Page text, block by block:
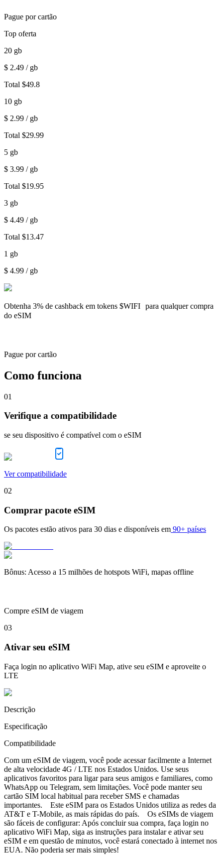
Pague por cartão
Top oferta
20 gb
$ 2.49 / gb
Total $49.8
10 gb
$ 2.99 / gb
Total $29.99
5 gb
$ 3.99 / gb
Total $19.95
3 gb
$ 4.49 / gb
Total $13.47
1 gb
$ 4.99 / gb
Obtenha 3% de cashback em tokens $WIFI para qualquer compra
do eSIM
Pague por cartão
Como funciona
01
Verifique a compatibilidade
se seu dispositivo é compatível com o eSIM
Ver compatibilidade
02
Comprar pacote eSIM
Os pacotes estão ativos para 30 dias e disponíveis em 90+ países
Bônus: Acesso a 15 milhões de hotspots WiFi, mapas offline
Compre eSIM de viagem
03
Ativar seu eSIM
Faça login no aplicativo WiFi Map, ative seu eSIM e aproveite o
LTE
Descrição
Especificação
Compatibilidade
Com um eSIM de viagem, você pode acessar facilmente a Internet
de alta velocidade 4G / LTE nos Estados Unidos. Use seus
aplicativos favoritos para ligar para seus amigos e familiares, como
WhatsApp ou Telegram, sem limitações. Você pode manter seu
cartão SIM local habitual para receber SMS e chamadas
importantes. Este eSIM para os Estados Unidos utiliza as redes da
AT&T e T-Mobile, as mais rápidas do país. Os eSIMs de viagem
são fáceis de configurar: Após concluir sua compra, faça login no
aplicativo WiFi Map, siga as instruções para instalar e ativar seu
eSIM e em questão de minutos, você estará conectado à internet nos
EUA. Não poderia ser mais simples!